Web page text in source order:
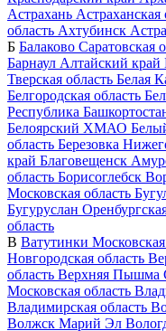
Астрахань Астраханская
область Ахтубинск
Б Балаково Саратовская
Барнаул Алтайский край
Тверская область Белая
Белгородская область
Республика
Белоярский ХМАО
область Березовка
край Благовещенск
область Борисоглебск
Московская область
Бугуруслан
область
В Ватутинки
Новгородская область
область Верхняя Пышма
Московская область
Владимирская область
Волжск Марий Эл